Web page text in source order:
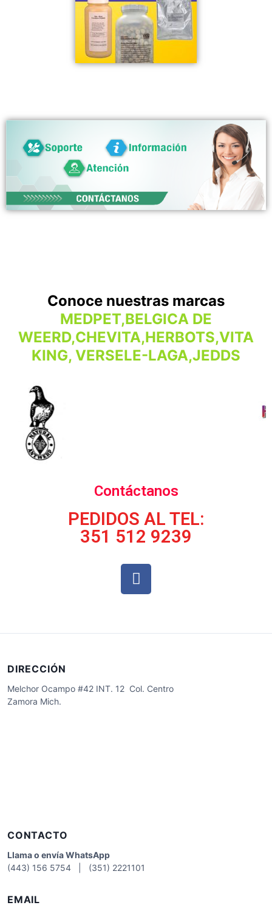
Conoce nuestras marcas
MEDPET,BELGICA DE
WEERD,CHEVITA,HERBOTS,VITA
KING, VERSELE-LAGA,JEDDS
Contáctanos
PEDIDOS AL TEL:
351 512 9239
DIRECCIÓN
Melchor Ocampo #42 INT. 12 Col. Centro
Zamora Mich.
CONTACTO
Llama o envía WhatsApp
(443) 156 5754 | (351) 2221101
EMAIL